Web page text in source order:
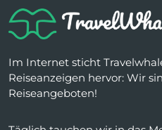
Im Internet sticht
Reiseanzeigen hervor: Wir
Reiseangeboten!